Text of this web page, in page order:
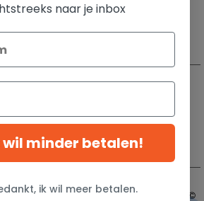
54, 1160, Bruxelles
retourzending, zie hier
Privacybeleid
Algemene Toegangs - En
Contractvoorwaarden
👋 Hallo
kunt u op elk gewenst moment
naar je inbox
wil minder betalen!
ik wil meer betalen.